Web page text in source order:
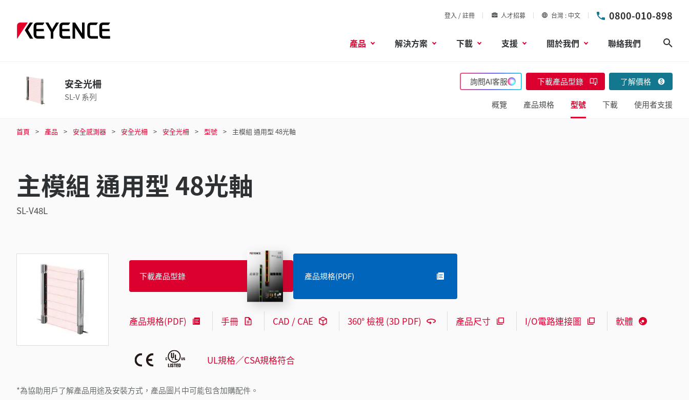
登入 / 註冊 人才招募 台灣 中文 0800-010-898
產品 解決方案 下載 支援 關於我們 聯絡我們
安全光柵
SL-V 系列
詢問AI客服 下載產品型錄 了解價格
概覽 產品規格 型號 下載 使用者支援
首頁 產品 安全感測器 安全光柵 安全光柵 型號 主模組 通用型 48光軸
主模組 通用型 48光軸
SL-V48L
*為協助用戶了解產品用途及安裝方式，產品圖片中可能包含加購配件。
下載產品型錄 產品規格(PDF)
產品規格(PDF) 手冊 CAD / CAE 360° 檢視 (3D PDF) 產品尺寸 I/O電路連接圖 軟體
UL規格／CSA規格符合